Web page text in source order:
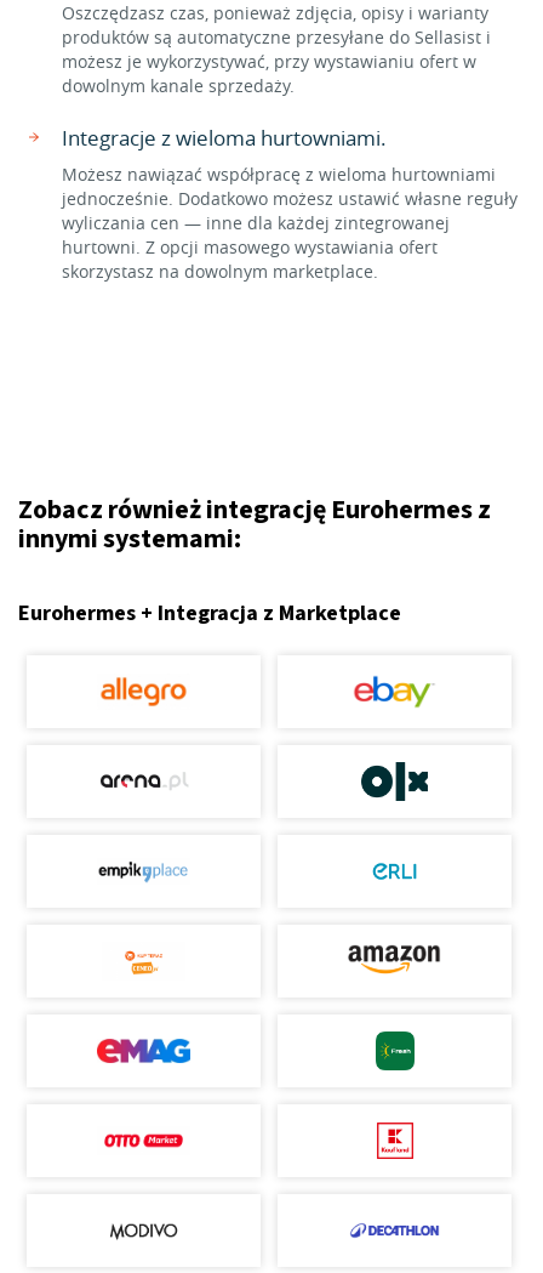
Oszczędzasz czas, ponieważ zdjęcia, opisy i warianty
produktów są automatyczne przesyłane do Sellasist i
możesz je wykorzystywać, przy wystawianiu ofert w
dowolnym kanale sprzedaży.
Integracje z wieloma hurtowniami.
Możesz nawiązać współpracę z wieloma hurtowniami
jednocześnie. Dodatkowo możesz ustawić własne reguły
wyliczania cen — inne dla każdej zintegrowanej
hurtowni. Z opcji masowego wystawiania ofert
skorzystasz na dowolnym marketplace.
Zobacz również integrację Eurohermes z
innymi systemami:
Eurohermes + Integracja z Marketplace